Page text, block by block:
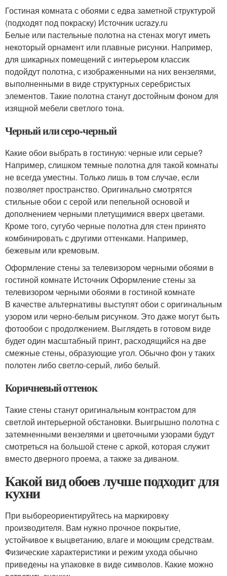
Гостиная комната с обоями с едва заметной структурой
(подходят под покраску) Источник ucrazy.ru
Белые или пастельные полотна на стенах могут иметь
некоторый орнамент или плавные рисунки. Например,
для шикарных помещений с интерьером классик
подойдут полотна, с изображенными на них вензелями,
выполненными в виде структурных серебристых
элементов. Такие полотна станут достойным фоном для
изящной мебели светлого тона.
Черный или серо-черный
Какие обои выбрать в гостиную: черные или серые?
Например, слишком темные полотна для такой комнаты
не всегда уместны. Только лишь в том случае, если
позволяет пространство. Оригинально смотрятся
стильные обои с серой или пепельной основой и
дополнением черными плетущимися вверх цветами.
Кроме того, сугубо черные полотна для стен принято
комбинировать с другими оттенками. Например,
бежевым или кремовым.
Оформление стены за телевизором черными обоями в
гостиной комнате Источник Оформление стены за
телевизором черными обоями в гостиной комнате
В качестве альтернативы выступят обои с оригинальным
узором или черно-белым рисунком. Это даже могут быть
фотообои с продолжением. Выглядеть в готовом виде
будет один масштабный принт, расходящийся на две
смежные стены, образующие угол. Обычно фон у таких
полотен либо светло-серый, либо белый.
Коричневый оттенок
Такие стены станут оригинальным контрастом для
светлой интерьерной обстановки. Выигрышно полотна с
затемненными вензелями и цветочными узорами будут
смотреться на большой стене с аркой, которая служит
вместо дверного проема, а также за диваном.
Какой вид обоев лучше подходит для
кухни
При выбореориентируйтесь на маркировку
производителя. Вам нужно прочное покрытие,
устойчивое к выцветанию, влаге и моющим средствам.
Физические характеристики и режим ухода обычно
приведены на упаковке в виде символов. Какие можно